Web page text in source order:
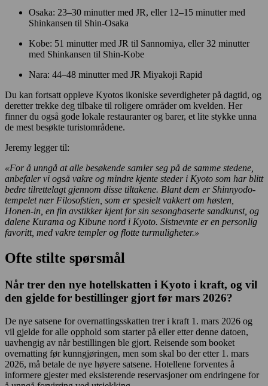
Osaka: 23–30 minutter med JR, eller 12–15 minutter med
Shinkansen til Shin-Osaka
Kobe: 51 minutter med JR til Sannomiya, eller 32 minutter
med Shinkansen til Shin-Kobe
Nara: 44–48 minutter med JR Miyakoji Rapid
Du kan fortsatt oppleve Kyotos ikoniske severdigheter på dagtid, og
deretter trekke deg tilbake til roligere områder om kvelden. Her
finner du også gode lokale restauranter og barer, et lite stykke unna
de mest besøkte turistområdene.
Jeremy legger til:
«For å unngå at alle besøkende samler seg på de samme stedene,
anbefaler vi også vakre og mindre kjente steder i Kyoto som har blitt
bedre tilrettelagt gjennom disse tiltakene. Blant dem er Shinnyodo-
tempelet nær Filosofstien, som er spesielt vakkert om høsten,
Honen-in, en fin avstikker kjent for sin sesongbaserte sandkunst, og
dalene Kurama og Kibune nord i Kyoto. Sistnevnte er en personlig
favoritt, med vakre templer og flotte turmuligheter.»
Ofte stilte spørsmål
Når trer den nye hotellskatten i Kyoto i kraft, og vil
den gjelde for bestillinger gjort før mars 2026?
De nye satsene for overnattingsskatten trer i kraft 1. mars 2026 og
vil gjelde for alle opphold som starter på eller etter denne datoen,
uavhengig av når bestillingen ble gjort. Reisende som booket
overnatting før kunngjøringen, men som skal bo der etter 1. mars
2026, må betale de nye høyere satsene. Hotellene forventes å
informere gjester med eksisterende reservasjoner om endringene for